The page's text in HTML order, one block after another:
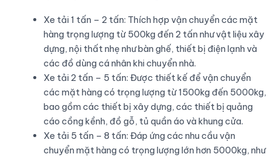
Xe tải 1 tấn – 2 tấn: Thích hợp vận chuyển các mặt
hàng trọng lượng từ 500kg đến 2 tấn như vật liệu xây
dựng, nội thất nhẹ như bàn ghế, thiết bị điện lạnh và
các đồ dùng cá nhân khi chuyển nhà.
Xe tải 2 tấn – 5 tấn: Được thiết kế để vận chuyển
các mặt hàng có trọng lượng từ 1500kg đến 5000kg,
bao gồm các thiết bị xây dựng, các thiết bị quảng
cáo cồng kềnh, đồ gỗ, tủ quần áo và khung cửa.
Xe tải 5 tấn – 8 tấn: Đáp ứng các nhu cầu vận
chuyển mặt hàng có trọng lượng lớn hơn 5000kg, như